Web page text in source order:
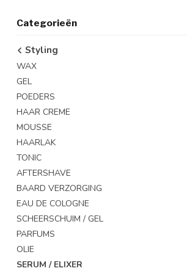
Categorieën
Styling
WAX
GEL
POEDERS
HAAR CREME
MOUSSE
HAARLAK
TONIC
AFTERSHAVE
BAARD VERZORGING
EAU DE COLOGNE
SCHEERSCHUIM / GEL
PARFUMS
OLIE
SERUM / ELIXER